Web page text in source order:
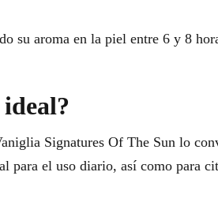
su aroma en la piel entre 6 y 8
ideal?
Signatures Of The Sun lo
para el uso diario, así como para